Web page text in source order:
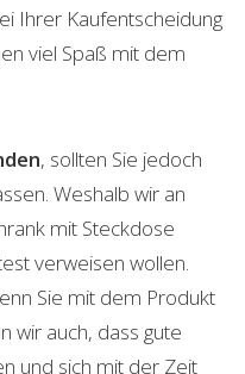
Ihrer Kaufentscheidung
viel Spaß mit dem
, sollten Sie jedoch
Weshalb wir an
mit Steckdose
verweisen wollen.
Sie mit dem Produkt
wir auch, dass gute
und sich mit der Zeit